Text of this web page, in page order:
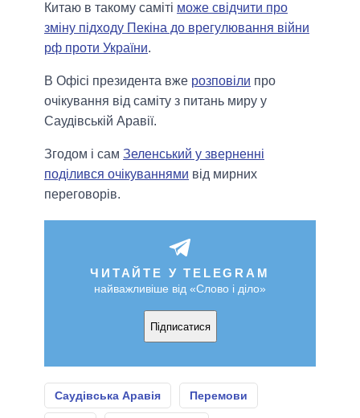
Китаю в такому саміті може свідчити про
зміну підходу Пекіна до врегулювання війни
рф проти України.
В Офісі президента вже розповіли про
очікування від саміту з питань миру у
Саудівській Аравії.
Згодом і сам Зеленський у зверненні
поділився очікуваннями від мирних
переговорів.
ЧИТАЙТЕ У TELEGRAM
найважливіше від «Слово і діло»
Підписатися
Саудівська Аравія Перемови